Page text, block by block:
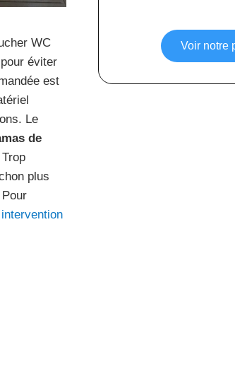
WC
éviter
est
Le
de
plus
Voir notre